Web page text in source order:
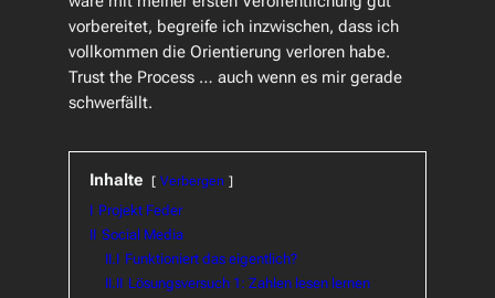
vorbereitet, begreife ich inzwischen, dass ich
vollkommen die Orientierung verloren habe.
Trust the Process … auch wenn es mir gerade
schwerfällt.
Inhalte Verbergen
I Projekt Feder
II Social Media
II.I Funktioniert das eigentlich?
II.II Lösungsversuch 1: Zahlen lesen lernen